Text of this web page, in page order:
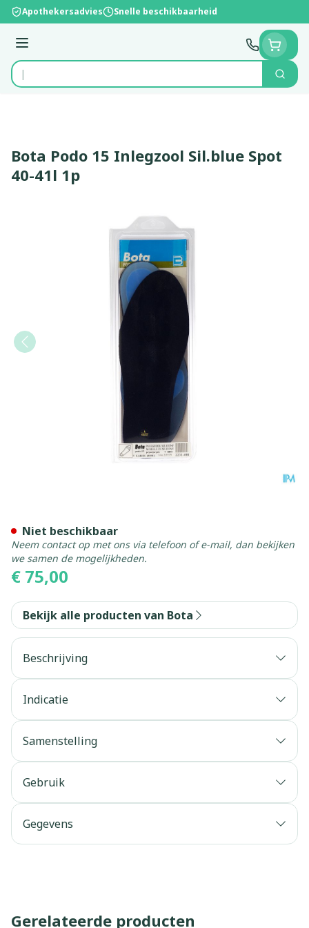
Ga naar de inhoud
Apothekersadvies Snelle beschikbaarheid
Menu
Product, merk, categorie...
Zoek
Bota Podo 15 Inlegzool Sil.blue Spot
40-41l 1p
€ 75,00
Niet beschikbaar
Neem contact op met ons via telefoon of e-mail, dan bekijken
we samen de mogelijkheden.
Bekijk alle producten van Bota
Beschrijving
Indicatie
Samenstelling
Gebruik
Gegevens
Gerelateerde producten